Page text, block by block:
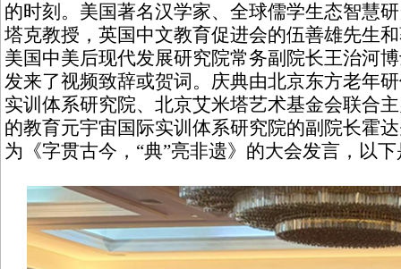
的时刻。美国著名汉学家、全球儒学生态智慧
塔克教授，英国中文教育促进会的伍善雄先生
美国中美后现代发展研究院常务副院长王治河
发来了视频致辞或贺词。庆典由北京东方老年
实训体系研究院、北京艾米塔艺术基金会联合
的教育元宇宙国际实训体系研究院的副院长霍
为《字贯古今，“典”亮非遗》的大会发言，以